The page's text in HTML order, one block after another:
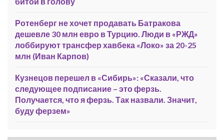
Ротенберг не хочет продавать Батракова
дешевле 30 млн евро в Турцию. Люди в «РЖД»
лоббируют трансфер хавбека «Локо» за 20-25
млн (Иван Карпов)
Кузнецов перешел в «Сибирь»: «Сказали, что
следующее подписание – это ферзь.
Получается, что я ферзь. Так назвали. Значит,
буду ферзем»